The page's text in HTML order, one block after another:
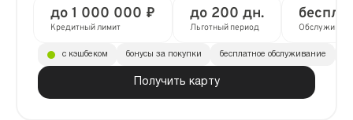
до 1 000 000 ₽
Кредитный лимит
до 200 дн.
Льготный период
Получить карту
с кэшбеком бонусы за покупки бесплатное обслуживание